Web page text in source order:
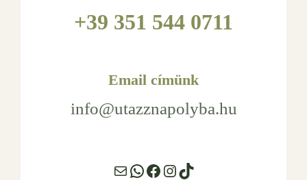
+39 351 544 0711
Email címünk
info@utazznapolyba.hu
MailWhatsApp
Facebook
Instagram
TikTok